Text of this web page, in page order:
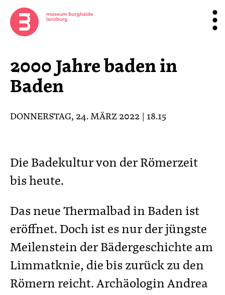
2000 Jahre baden in
Baden
DONNERSTAG, 24. MÄRZ 2022 | 18.15
Die Badekultur von der Römerzeit
bis heute.
Das neue Thermalbad in Baden ist
eröffnet. Doch ist es nur der jüngste
Meilenstein der Bädergeschichte am
Limmatknie, die bis zurück zu den
Römern reicht. Archäologin Andrea